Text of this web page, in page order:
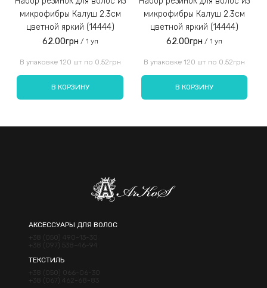
микрофибры Калуш 2.3см
цветной яркий (14444)
62.00грн / 1 уп
В упаковке 120 шт по 0.52грн
В КОРЗИНУ
микрофибры Калуш 2.3см
цветной яркий (14444)
62.00грн / 1 уп
В упаковке 120 шт по 0.52грн
В КОРЗИНУ
АКСЕССУАРЫ ДЛЯ ВОЛОС
+38 (050) 490-13-30
+38 (097) 538-46-94
ТЕКСТИЛЬ
+38 (050) 066-06-30
+38 (067) 462-68-83